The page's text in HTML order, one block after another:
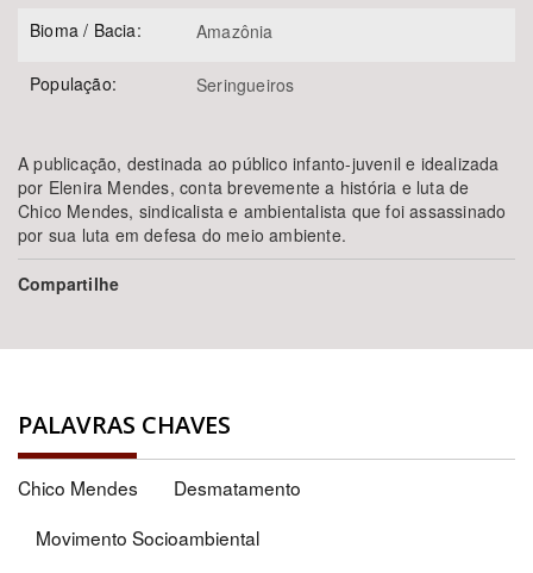
Bioma / Bacia: Amazônia
População: Seringueiros
A publicação, destinada ao público infanto-juvenil e idealizada
por Elenira Mendes, conta brevemente a história e luta de
Chico Mendes, sindicalista e ambientalista que foi assassinado
por sua luta em defesa do meio ambiente.
Compartilhe
PALAVRAS CHAVES
Chico Mendes
Desmatamento
Movimento Socioambiental